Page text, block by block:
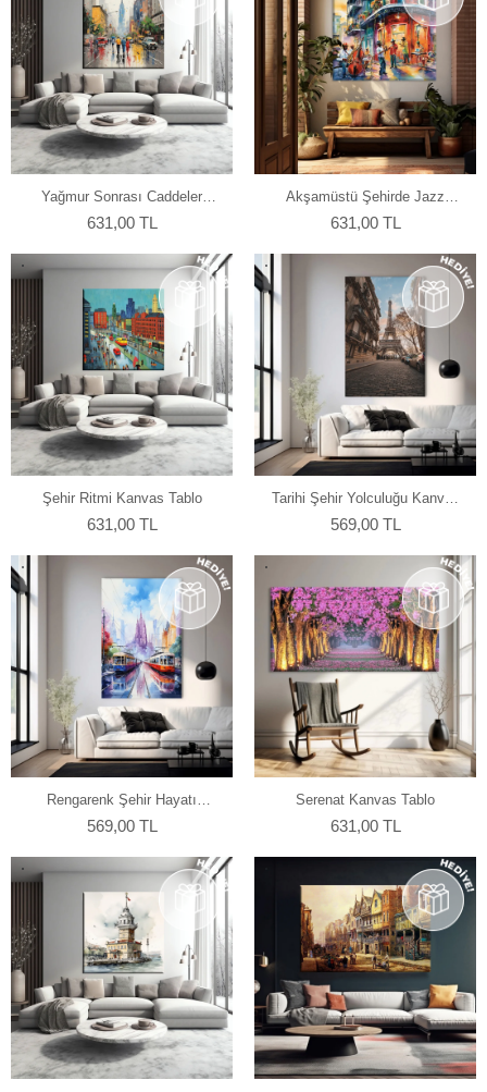
Yağmur Sonrası Caddeler
Kanvas Tablo
631,00 TL
Akşamüstü Şehirde Jazz
Kanvas Tablo
631,00 TL
Şehir Ritmi Kanvas Tablo
631,00 TL
Tarihi Şehir Yolculuğu Kanvas
Tablo
569,00 TL
Rengarenk Şehir Hayatı
Kanvas Tablo
569,00 TL
Serenat Kanvas Tablo
631,00 TL